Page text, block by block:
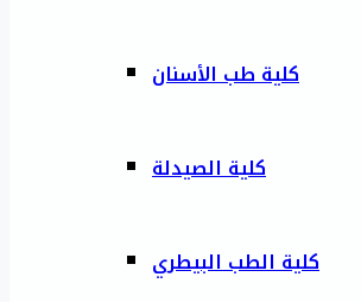
كلية طب الأسنان
كلية الصيدلة
كلية الطب البيطري